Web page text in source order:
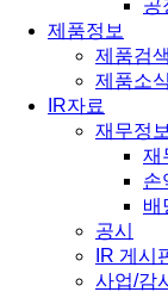
공
제품정보
제품검색
제품소식
IR자료
재무정보
재
손
배
공시
IR 게시
사업/감